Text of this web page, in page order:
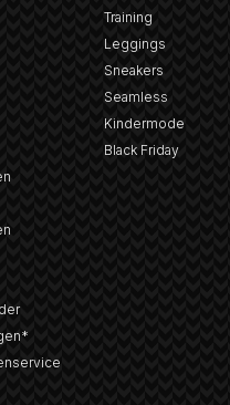
Training
Leggings
Sneakers
Seamless
Kindermode
Black Friday